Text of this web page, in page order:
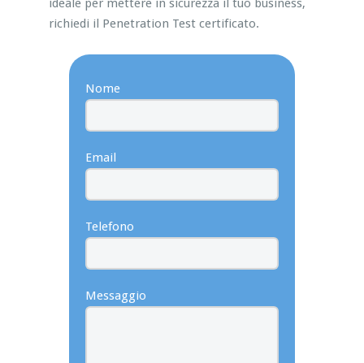
ideale per mettere in sicurezza il tuo business,
richiedi il Penetration Test certificato.
Nome
Email
Telefono
Messaggio